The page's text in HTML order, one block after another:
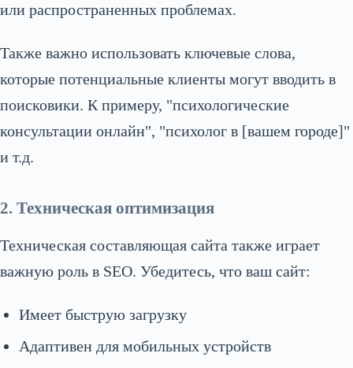
или распространенных проблемах.
Также важно использовать ключевые слова,
которые потенциальные клиенты могут вводить в
поисковики. К примеру, "психологические
консультации онлайн", "психолог в [вашем городе]"
и т.д.
2. Техническая оптимизация
Техническая составляющая сайта также играет
важную роль в SEO. Убедитесь, что ваш сайт:
Имеет быструю загрузку
Адаптивен для мобильных устройств